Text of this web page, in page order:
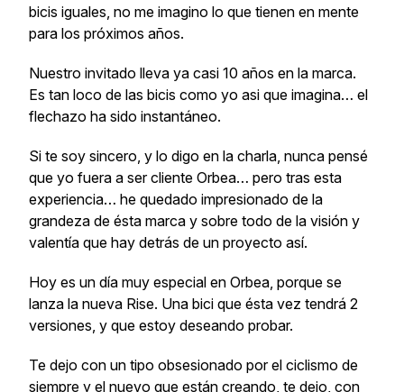
bicis iguales, no me imagino lo que tienen en mente
para los próximos años.
Nuestro invitado lleva ya casi 10 años en la marca.
Es tan loco de las bicis como yo asi que imagina… el
flechazo ha sido instantáneo.
Si te soy sincero, y lo digo en la charla, nunca pensé
que yo fuera a ser cliente Orbea… pero tras esta
experiencia… he quedado impresionado de la
grandeza de ésta marca y sobre todo de la visión y
valentía que hay detrás de un proyecto así.
Hoy es un día muy especial en Orbea, porque se
lanza la nueva Rise. Una bici que ésta vez tendrá 2
versiones, y que estoy deseando probar.
Te dejo con un tipo obsesionado por el ciclismo de
siempre y el nuevo que están creando, te dejo, con